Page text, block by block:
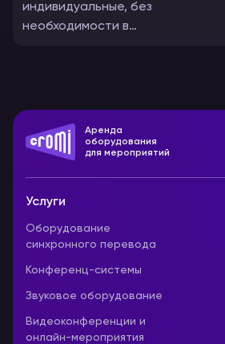
индивидуальные, без
необходимости в
наушниках, так и через
динамики.
Аренда
оборудования
для мероприятий
Услуги
Оборудование
синхронного перевода
Конференц-системы
Звуковое оборудование
Видеоконференции и
онлайн-мероприятия